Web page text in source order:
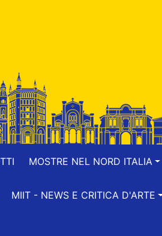
MOSTRE NEL NORD ITALIA
MIIT - NEWS E CRITICA D'ARTE